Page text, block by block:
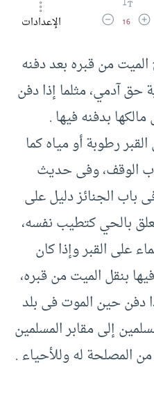
زيادة حجم الخط
16 تقليل حجم الخطالإعدادات
من قبره بعد دفنه
آدمي، مثلما إذا دفن
بدفنه فيها .‏
رطوبة أو مياه كما
الوقف، وفى حديث
باب الجنائز دليل على
بالحي كتطيب نفسه،
على القبر وإذا كان
بنقل الميت من قبره،
دفن حين الموت فى بلد
إلى مقابر المسلمين
المصلحة له وللأحياء .‏